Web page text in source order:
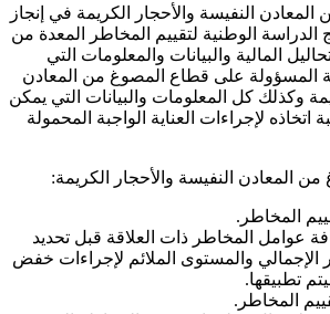
النفيسة والأحجار الكريمة في إنجاز
الدراسة الوطنية لتقييم المخاطر المعدة من
المالية والبيانات والمعلومات التي
المسؤولة على قطاع المصوغ من المعادن
وكذلك كل المعلومات والبيانات التي يمكن
اتخاذه لإجراءات العناية الواجبة المحمولة
المعادن النفيسة والأحجار الكريمة:
المخاطر.
كافة عوامل المخاطر ذات العلاقة قبل تحديد
والمستوى الملائم لإجراءات خفض
تطبيقها.
المخاطر.